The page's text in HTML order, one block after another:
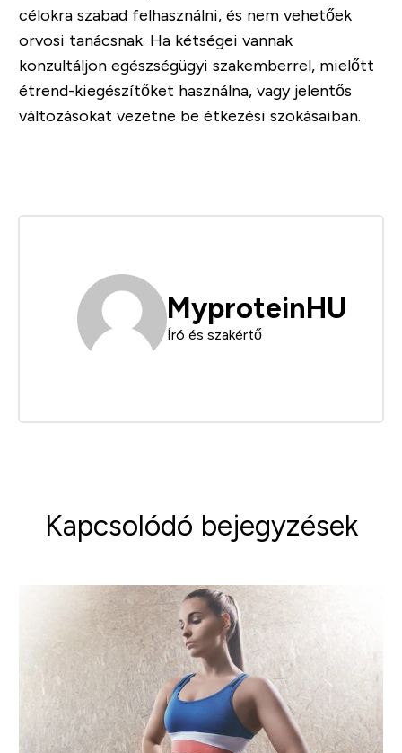
célokra szabad felhasználni, és nem vehetőek
orvosi tanácsnak. Ha kétségei vannak
konzultáljon egészségügyi szakemberrel, mielőtt
étrend-kiegészítőket használna, vagy jelentős
változásokat vezetne be étkezési szokásaiban.
MyproteinHU
Író és szakértő
Kapcsolódó bejegyzések